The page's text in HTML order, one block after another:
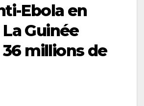
Ebola en
Guinée
millions de